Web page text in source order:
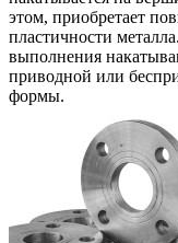
этом, приобретает
пластичности
выполнения
приводной или
формы.